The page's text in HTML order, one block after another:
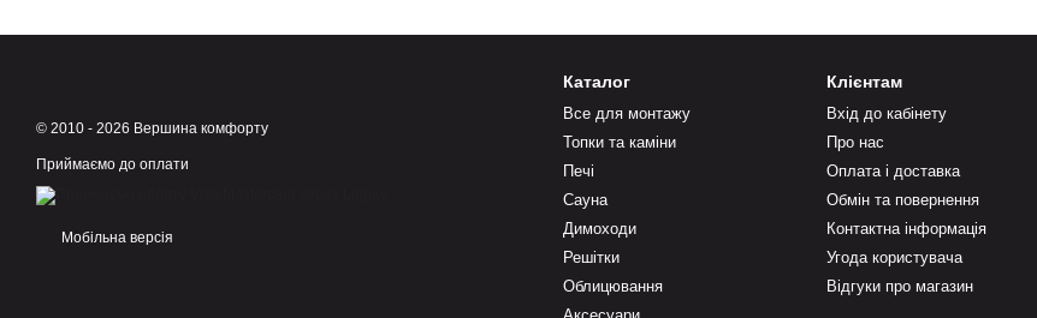
© 2010 - 2026 Вершина комфорту
Приймаємо до оплати
Мобільна версія
Каталог
Все для монтажу
Топки та каміни
Печі
Сауна
Димоходи
Решітки
Облицювання
Клієнтам
Вхід до кабінету
Про нас
Оплата і доставка
Обмін та повернення
Контактна інформація
Угода користувача
Відгуки про магазин